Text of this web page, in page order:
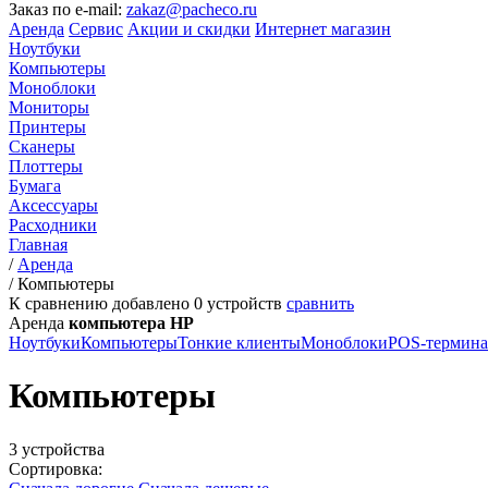
Заказ по e-mail: zakaz@pacheco.ru
Аренда Сервис Акции и скидки Интернет магазин
Ноутбуки
Компьютеры
Моноблоки
Мониторы
Принтеры
Сканеры
Плоттеры
Бумага
Аксессуары
Расходники
Главная
/ Аренда
/Компьютеры
К сравнению добавлено 0 устройств сравнить
Аренда компьютера HP
НоутбукиКомпьютерыТонкие клиентыМоноблокиPOS-
Компьютеры
3 устройства
Сортировка: